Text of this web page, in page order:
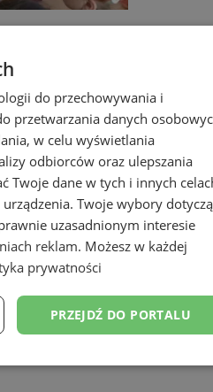
Spotkanie
do przechowywania i
przetwarzania danych
w celu wyświetlania
odbiorców oraz ulepszania
Twoje dane w tych i innych
Twoje wybory dotyczą
uzasadnionym interesie
reklam. Możesz w każdej
prywatności
PRZEJDŹ DO PORTALU